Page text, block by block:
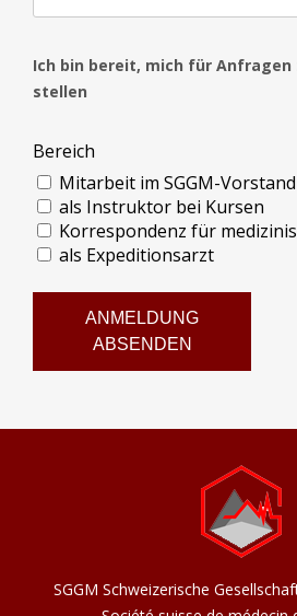
Ich bin bereit, mich für Anfragen
stellen
Bereich
Mitarbeit im SGGM-Vorstand
als Instruktor bei Kursen
Korrespondenz für
als Expeditionsarzt
ANMELDUNG
ABSENDEN
SGGM Schweizerische